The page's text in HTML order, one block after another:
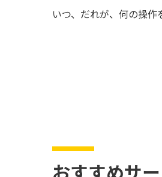
いつ、だれが、何の操作